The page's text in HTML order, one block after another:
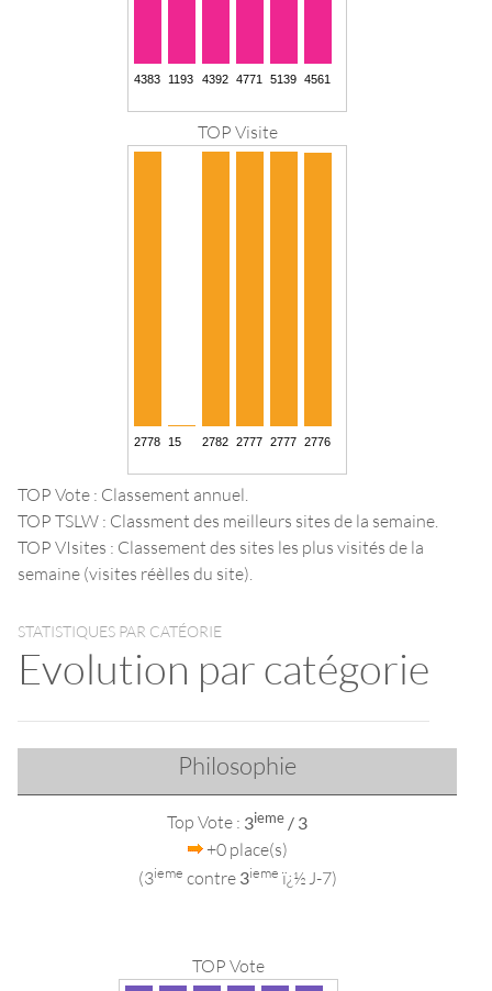
TOP Visite
TOP Vote : Classement annuel.
TOP TSLW : Classment des meilleurs sites de la semaine.
TOP VIsites : Classement des sites les plus visités de la
semaine (visites réèlles du site).
STATISTIQUES PAR CATÉORIE
Evolution par catégorie
Philosophie
Top Vote : 3ieme / 3
+0 place(s)
(3ieme contre 3ieme ï¿½ J-7)
TOP Vote